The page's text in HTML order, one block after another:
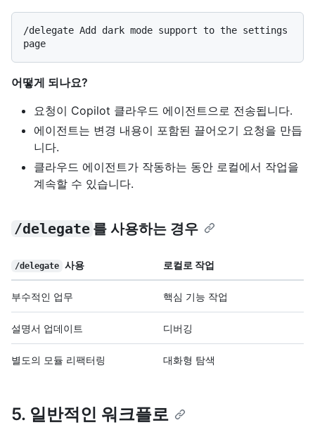
/delegate Add dark mode support to the settings
어떻게 되나요?
요청이 Copilot 클라우드 에이전트으로 전송됩니다.
에이전트는 변경 내용이 포함된 끌어오기 요청을 만듭
니다.
클라우드 에이전트가 작동하는 동안 로컬에서 작업을
계속할 수 있습니다.
/delegate 를 사용하는 경우
/delegate 사용 로컬로 작업
부수적인 업무 핵심 기능 작업
설명서 업데이트 디버깅
별도의 모듈 리팩터링 대화형 탐색
5. 일반적인 워크플로